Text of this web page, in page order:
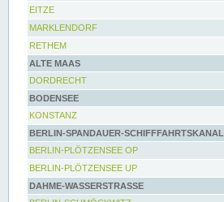
EITZE
MARKLENDORF
RETHEM
ALTE MAAS
DORDRECHT
BODENSEE
KONSTANZ
BERLIN-SPANDAUER-SCHIFFFAHRTSKANAL
BERLIN-PLÖTZENSEE OP
BERLIN-PLÖTZENSEE UP
DAHME-WASSERSTRASSE